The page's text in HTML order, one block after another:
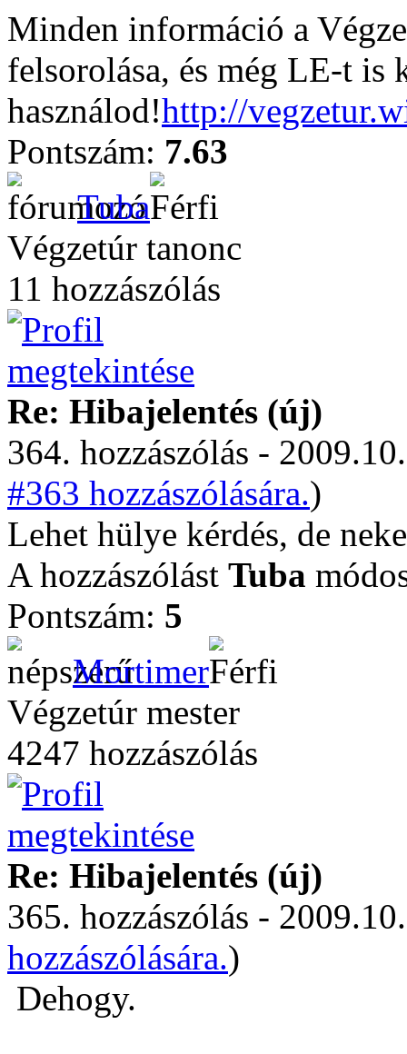
Minden információ a
felsorolása, és még LE-t is
használod!http://
Pontszám: 7.63
Tuba
Végzetúr tanonc
11 hozzászólás
Re: Hibajelentés (új)
364. hozzászólás -
#363 hozzászólására.)
Lehet hülye kérdés, de
A hozzászólást Tuba
Pontszám: 5
Mortimer
Végzetúr mester
4247 hozzászólás
Re: Hibajelentés (új)
365. hozzászólás -
hozzászólására.)
Dehogy.